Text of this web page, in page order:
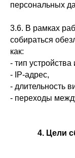
персональных
3.6. В рамках
собираться
как:
- тип устройства
- IP-адрес,
- длительность
- переходы
4. Цели